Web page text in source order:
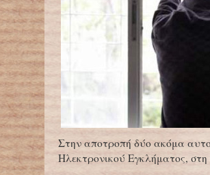
Στην αποτροπή δύο ακόμα
Ηλεκτρονικού Εγκλήματος,